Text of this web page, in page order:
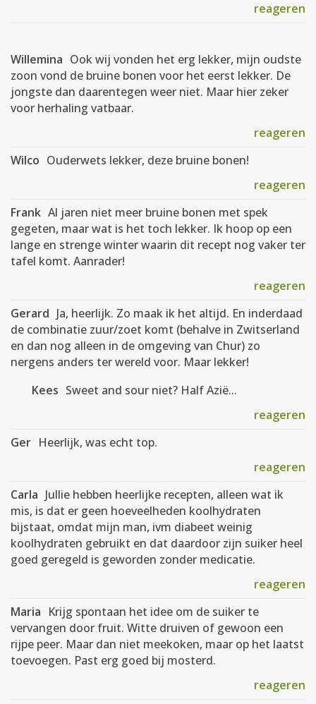
reageren
Willemina Ook wij vonden het erg lekker, mijn oudste
zoon vond de bruine bonen voor het eerst lekker. De
jongste dan daarentegen weer niet. Maar hier zeker
voor herhaling vatbaar.
reageren
Wilco Ouderwets lekker, deze bruine bonen!
reageren
Frank Al jaren niet meer bruine bonen met spek
gegeten, maar wat is het toch lekker. Ik hoop op een
lange en strenge winter waarin dit recept nog vaker ter
tafel komt. Aanrader!
reageren
Gerard Ja, heerlijk. Zo maak ik het altijd. En inderdaad
de combinatie zuur/zoet komt (behalve in Zwitserland
en dan nog alleen in de omgeving van Chur) zo
nergens anders ter wereld voor. Maar lekker!
Kees Sweet and sour niet? Half Azië...
reageren
Ger Heerlijk, was echt top.
reageren
Carla Jullie hebben heerlijke recepten, alleen wat ik
mis, is dat er geen hoeveelheden koolhydraten
bijstaat, omdat mijn man, ivm diabeet weinig
koolhydraten gebruikt en dat daardoor zijn suiker heel
goed geregeld is geworden zonder medicatie.
reageren
Maria Krijg spontaan het idee om de suiker te
vervangen door fruit. Witte druiven of gewoon een
rijpe peer. Maar dan niet meekoken, maar op het laatst
toevoegen. Past erg goed bij mosterd.
reageren